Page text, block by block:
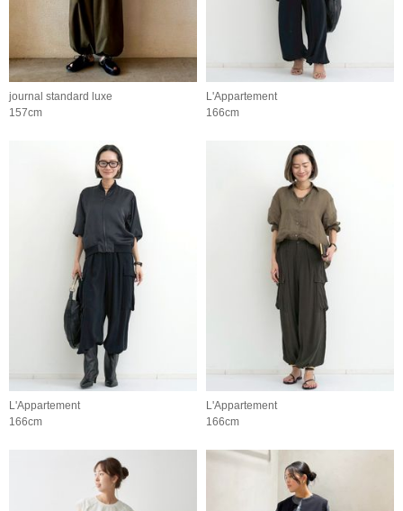
journal standard luxe
157cm
L'Appartement
166cm
L'Appartement
166cm
L'Appartement
166cm